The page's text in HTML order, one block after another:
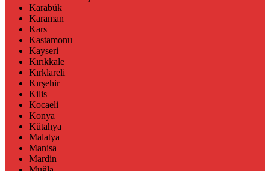
Karabük
Karaman
Kars
Kastamonu
Kayseri
Kırıkkale
Kırklareli
Kırşehir
Kilis
Kocaeli
Konya
Kütahya
Malatya
Manisa
Mardin